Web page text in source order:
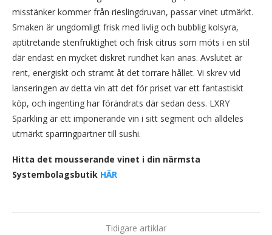
misstänker kommer från rieslingdruvan, passar vinet utmärkt.
Smaken är ungdomligt frisk med livlig och bubblig kolsyra,
aptitretande stenfruktighet och frisk citrus som möts i en stil
där endast en mycket diskret rundhet kan anas. Avslutet är
rent, energiskt och stramt åt det torrare hållet. Vi skrev vid
lanseringen av detta vin att det för priset var ett fantastiskt
köp, och ingenting har förändrats där sedan dess. LXRY
Sparkling är ett imponerande vin i sitt segment och alldeles
utmärkt sparringpartner till sushi.
Hitta det mousserande vinet i din närmsta
Systembolagsbutik HÄR
Tidigare artiklar